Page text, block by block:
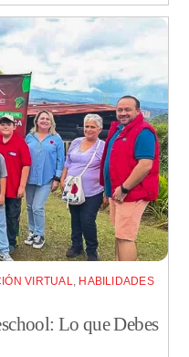
VIRTUAL, HABILIDADES
Lo que Debes